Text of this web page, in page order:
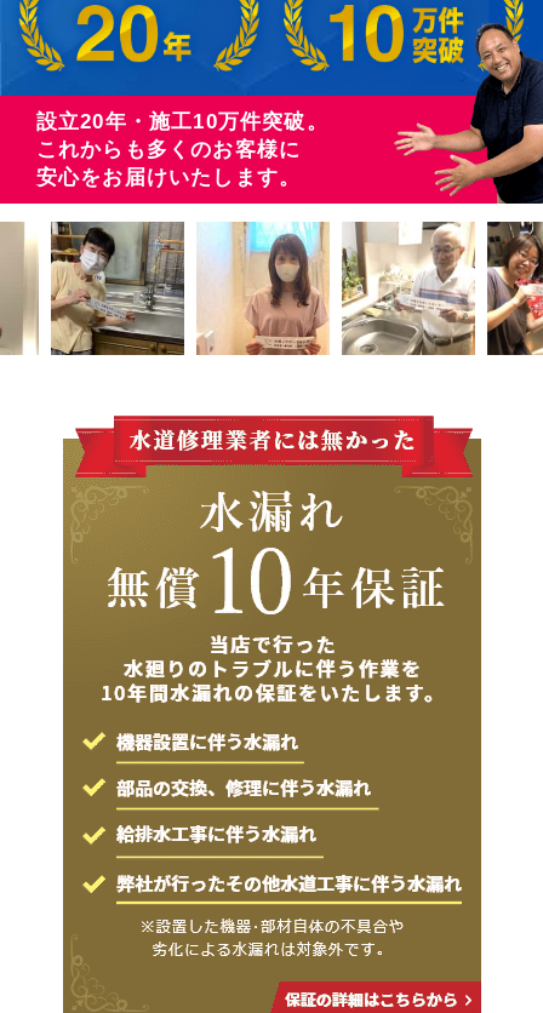
設立20年・施工10万件突破。
これからも多くのお客様に
安心をお届けいたします。